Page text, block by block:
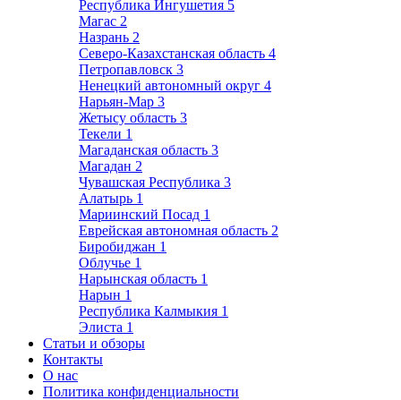
Республика Ингушетия 5
Магас 2
Назрань 2
Северо-Казахстанская область 4
Петропавловск 3
Ненецкий автономный округ 4
Нарьян-Мар 3
Жетысу область 3
Текели 1
Магаданская область 3
Магадан 2
Чувашская Республика 3
Алатырь 1
Мариинский Посад 1
Еврейская автономная область 2
Биробиджан 1
Облучье 1
Нарынская область 1
Нарын 1
Республика Калмыкия 1
Элиста 1
Статьи и обзоры
Контакты
О нас
Политика конфиденциальности